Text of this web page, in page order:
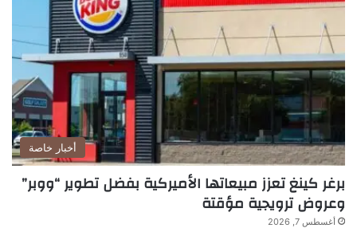
أخبار خاصة
برغر كينغ تعزز مبيعاتها الأميركية بفضل تطوير “ووبر”
وعروض ترويجية مؤقتة
أغسطس 7, 2026